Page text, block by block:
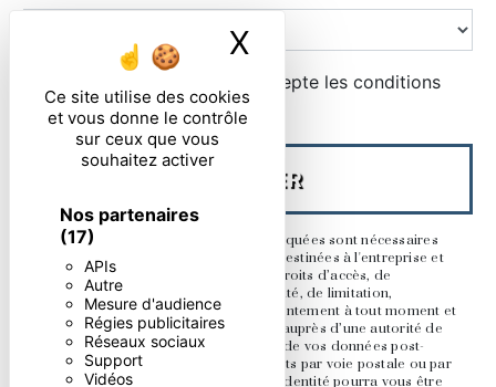
Ce site utilise des cookies
et vous donne le contrôle
sur ceux que vous
souhaitez activer
Nos partenaires
(17)
APIs
Autre
Mesure d'audience
Régies publicitaires
Réseaux sociaux
Support
Vidéos
X Masquer le
En cochant cette case, j'accepte les conditions
particulières ci-dessous **
ENVOYER
** Les données personnelles communiquées sont nécessaires
aux fins de vous contacter. Elles sont destinées à l'entreprise et
ses sous-traitants. Vous disposez de droits d’accès, de
rectification, d’effacement, de portabilité, de limitation,
d’opposition, de retrait de votre consentement à tout moment et
du droit d’introduire une réclamation auprès d’une autorité de
contrôle, ainsi que d’organiser le sort de vos données post-
mortem. Vous pouvez exercer ces droits par voie postale ou par
courrier électronique. Un justificatif d'identité pourra vous être